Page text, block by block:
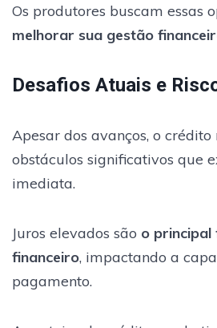
Os produtores buscam essas
melhorar sua gestão
Desafios Atuais e
Apesar dos avanços, o
obstáculos significativos que
imediata.
Juros elevados são o
financeiro, impactando a
pagamento.